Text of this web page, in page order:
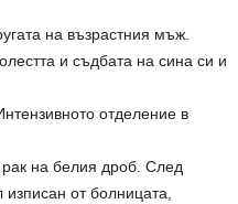
на възрастния мъж.
и съдбата на сина си и
отделение в
на белия дроб. След
от болницата,